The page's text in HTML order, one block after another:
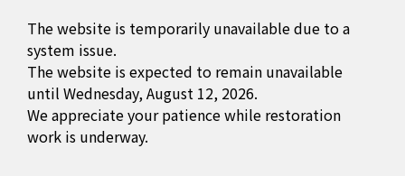
The website is temporarily unavailable due to a
system issue.
The website is expected to remain unavailable
until Wednesday, August 12, 2026.
We appreciate your patience while restoration
work is underway.